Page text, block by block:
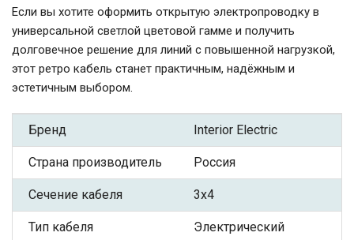
Если вы хотите оформить открытую электропроводку в
универсальной светлой цветовой гамме и получить
долговечное решение для линий с повышенной нагрузкой,
этот ретро кабель станет практичным, надёжным и
эстетичным выбором.
Бренд Interior Electric
Страна производитель Россия
Сечение кабеля 3x4
Тип кабеля Электрический